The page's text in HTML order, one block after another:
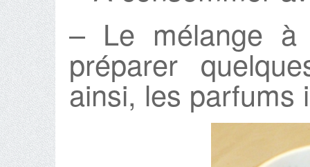
– Le mélange à
préparer
ainsi, les parfums